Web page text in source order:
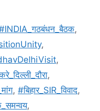
e
,
,
,
,
, #बिहार_SIR_विवाद,
,